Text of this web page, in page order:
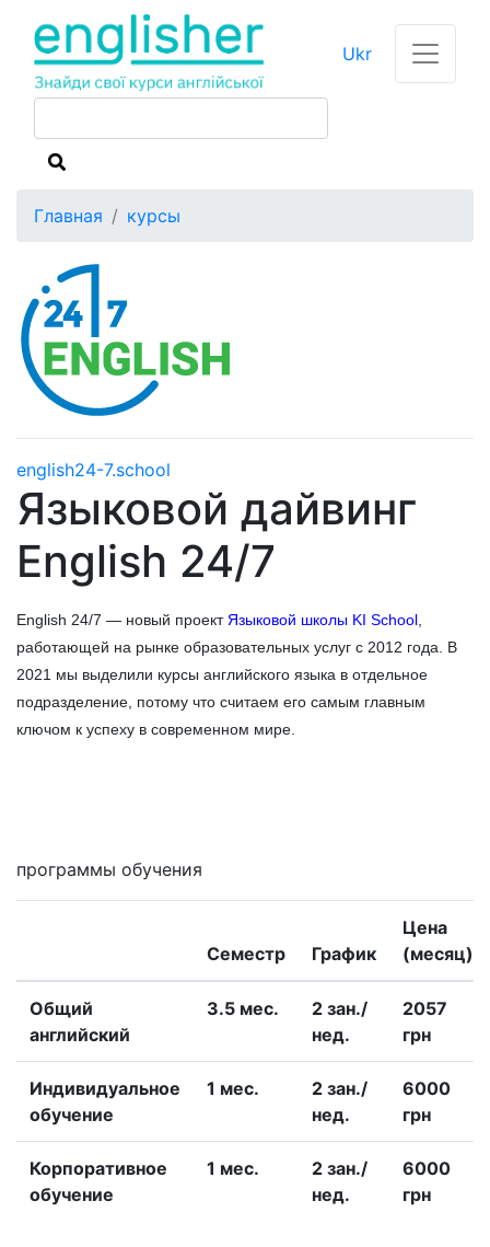
Ukr
Главная курсы
english24-7.school
Языковой дайвинг
English 24/7
English 24/7 — новый проектЯзыковой школы KI School,
работающей на рынке образовательных услуг с 2012 года. В
2021 мы выделили курсы английского языка в отдельное
подразделение, потому что считаем его самым главным
ключом к успеху в современном мире.
программы обучения
Семестр График
Цена
(месяц)
Общий
английский
3.5 меc.
2 зан./
нед.
2057
грн
Индивидуальное
обучение
1 меc.
2 зан./
нед.
6000
грн
Корпоративное
обучение
1 меc.
2 зан./
нед.
6000
грн